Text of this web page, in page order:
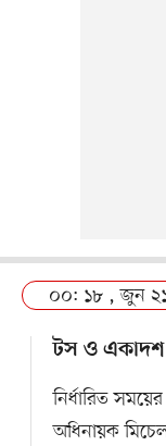
০০: ১৮ , জুন
টস ও একাদশ
নির্ধারিত
অধিনায়ক